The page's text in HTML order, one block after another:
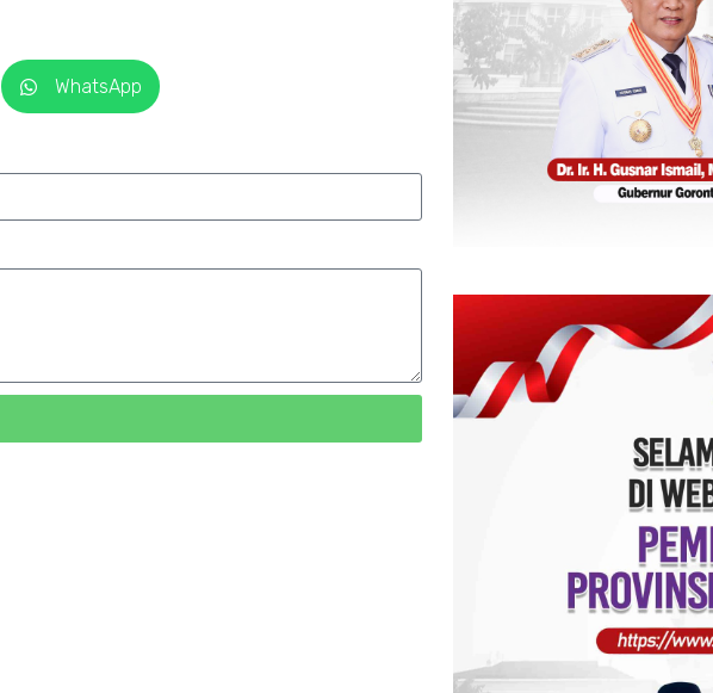
WhatsApp